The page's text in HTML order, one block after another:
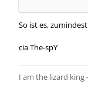
So ist es,
cia The-spY
I am the lizard king